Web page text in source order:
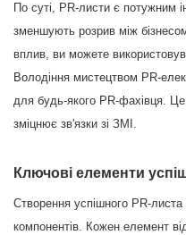
По суті, PR-листи є потужним
зменшують розрив між
вплив, ви можете
Володіння мистецтвом PR-
для будь-якого PR-фахівця.
зміцнює зв'язки зі ЗМІ.
Ключові елементи
Створення успішного PR-
компонентів. Кожен елемент